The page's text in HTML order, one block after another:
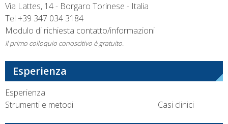
Via Lattes, 14 - Borgaro Torinese - Italia
Tel +39 347 034 3184
Modulo di richiesta contatto/informazioni
Il primo colloquio conoscitivo è gratuito.
Esperienza
Esperienza
Strumenti e metodi
Casi clinici